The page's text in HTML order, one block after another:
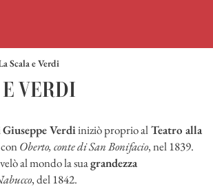
Scala e Verdi
VERDI
Giuseppe Verdiiniziò proprio alTeatro alla
Oberto, conte di San Bonifacio, nel 1839.
al mondo la suagrandezza
, del 1842.